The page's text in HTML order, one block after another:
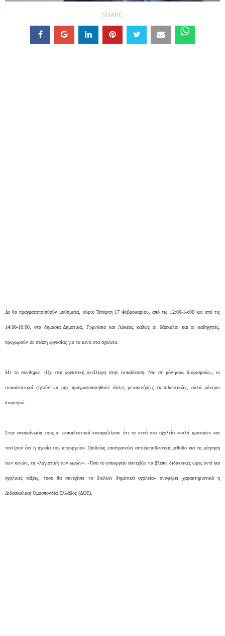
SHARE
Δε θα πραγματοποιηθούν μαθήματα, αύριο Τετάρτη 17 Φεβρουαρίου, από τις 12:00-14:00 και από τις
14:00-16:00, στα δημόσια Δημοτικά, Γυμνάσια και Λύκεια, καθώς οι δάσκαλοι και οι καθηγητές,
προχωρούν σε στάση εργασίας για τα κενά στα σχολεία.
Με το σύνθημα: «Όχι στη λογιστική αντίληψη στην εκπαίδευση. Ναι σε μόνιμους διορισμούς», οι
εκπαιδευτικοί ζητούν να μην πραγματοποιηθούν άλλες μετακινήσεις εκπαιδευτικών, αλλά μόνιμοι
διορισμοί.
Στην ανακοίνωση τους οι εκπαιδευτικοί καταγγέλλουν ότι τα κενά στα σχολεία «καλά κρατούν» και
τονίζουν ότι η ηγεσία του υπουργείου Παιδείας επιστρατεύει αντιεκπαιδευτική μέθοδο για τη μέτρηση
των κενών, τη «λογιστική των ωρών». «Όσο το υπουργείο συνεχίζει να βλέπει διδακτικές ώρες αντί για
σχολικές τάξεις, τόσο θα συνεχίσει να διαλύει δημοτικά σχολεία» αναφέρει χαρακτηριστικά η
Διδασκαλική Ομοσπονδία Ελλάδος (ΔΟΕ).